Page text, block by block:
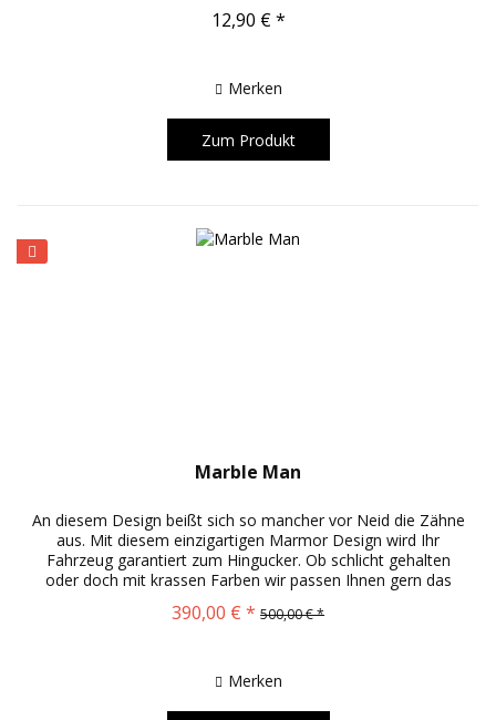
12,90 € *
Merken
Zum Produkt
Marble Man
An diesem Design beißt sich so mancher vor Neid die Zähne
aus. Mit diesem einzigartigen Marmor Design wird Ihr
Fahrzeug garantiert zum Hingucker. Ob schlicht gehalten
oder doch mit krassen Farben wir passen Ihnen gern das
390,00 € * 500,00 € *
Merken